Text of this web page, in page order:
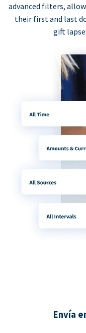
advanced filters,
their first and last
gift
Envía